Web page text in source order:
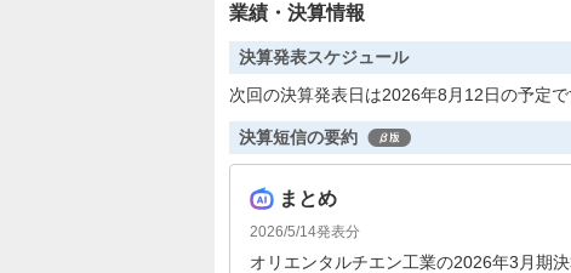
業績・決算情報
決算発表スケジュール
次回の決算発表日は2026年8月12日の予定で
決算短信の要約
まとめ
2026/5/14発表分
オリエンタルチエン工業の2026年3月期